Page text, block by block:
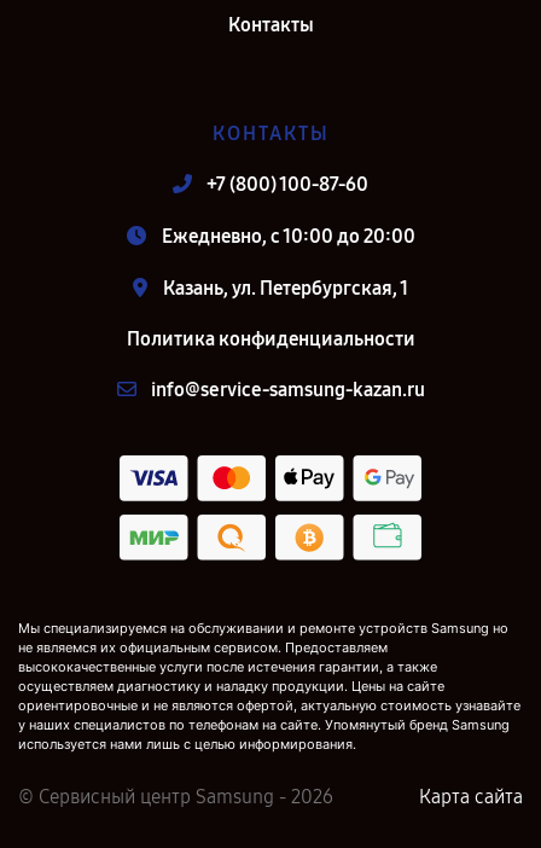
Контакты
КОНТАКТЫ
+7 (800) 100-87-60
Ежедневно, с 10:00 до 20:00
Казань, ул. Петербургская, 1
Политика конфиденциальности
info@service-samsung-kazan.ru
Мы специализируемся на обслуживании и ремонте устройств Samsung но
не являемся их официальным сервисом. Предоставляем
высококачественные услуги после истечения гарантии, а также
осуществляем диагностику и наладку продукции. Цены на сайте
ориентировочные и не являются офертой, актуальную стоимость узнавайте
у наших специалистов по телефонам на сайте. Упомянутый бренд Samsung
используется нами лишь с целью информирования.
© Сервисный центр Samsung - 2026 Карта сайта